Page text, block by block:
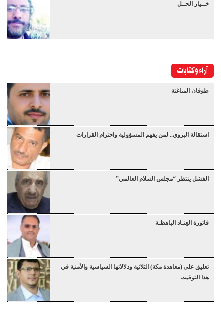
خــيار الحــل
آراء وكتابات
طوفان المباغتة
استقالة البروي.. لمن يفهم المسؤولية واحترام القرارات
الفشل ينتظر “مجلس السلام العالمي”
فاتورة العِنـاد الباهظـة
تعليق على (معاهدة مكة) الثلاثية ودلالاتها السياسية والأمنية في
هذا التوقيت